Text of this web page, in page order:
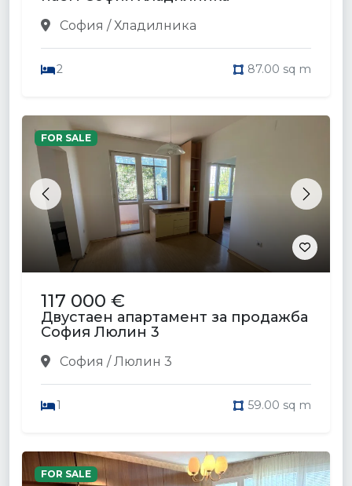
София / Хладилника
2 87.00 sq m
Previous Next
FOR SALE
117 000 €
Двустаен апартамент за продажба
София Люлин 3
София / Люлин 3
1 59.00 sq m
FOR SALE